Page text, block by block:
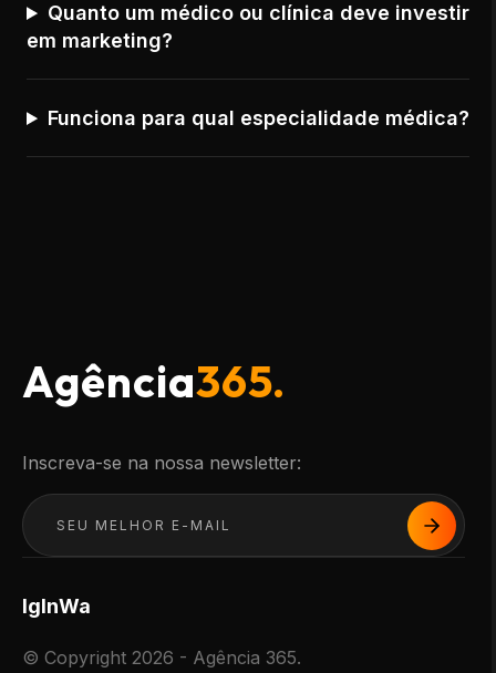
Quanto um médico ou clínica deve investir
em marketing?
Funciona para qual especialidade médica?
Agência365.
Inscreva-se na nossa newsletter:
IgInWa
© Copyright 2026 - Agência 365.